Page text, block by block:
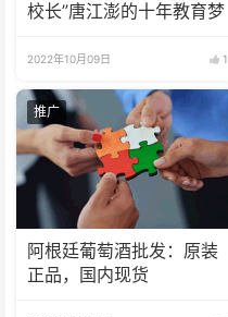
校长”唐江澎的十年教育梦
2022年10月09日 1
推广
阿根廷葡萄酒批发：原装
正品，国内现货